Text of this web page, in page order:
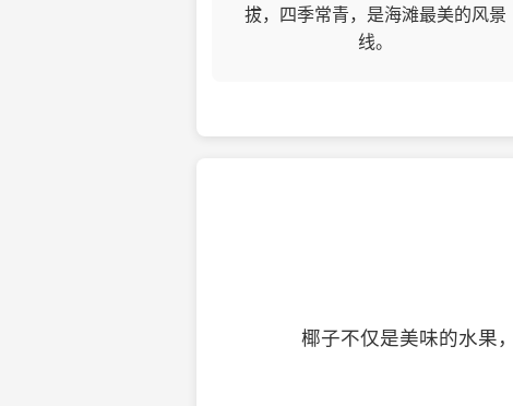
拔，四季常青，是海滩最美的风景
线。
椰子不仅是美味的水果